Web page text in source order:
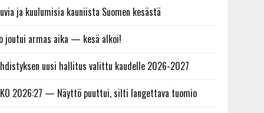
ja kuulumisia kauniista Suomen kesästä
joutui armas aika — kesä alkoi!
uusi hallitus valittu kaudelle 2026-2027
2026:27 — Näyttö puuttui, silti langettava tuomio